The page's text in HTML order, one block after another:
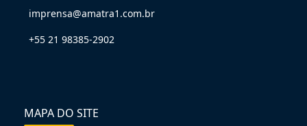
imprensa@amatra1.com.br
+55 21 98385-2902
MAPA DO SITE